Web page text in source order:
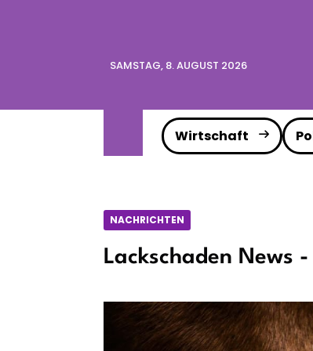
SAMSTAG, 8. AUGUST 2026
Wirtschaft
NACHRICHTEN
Lackschaden News